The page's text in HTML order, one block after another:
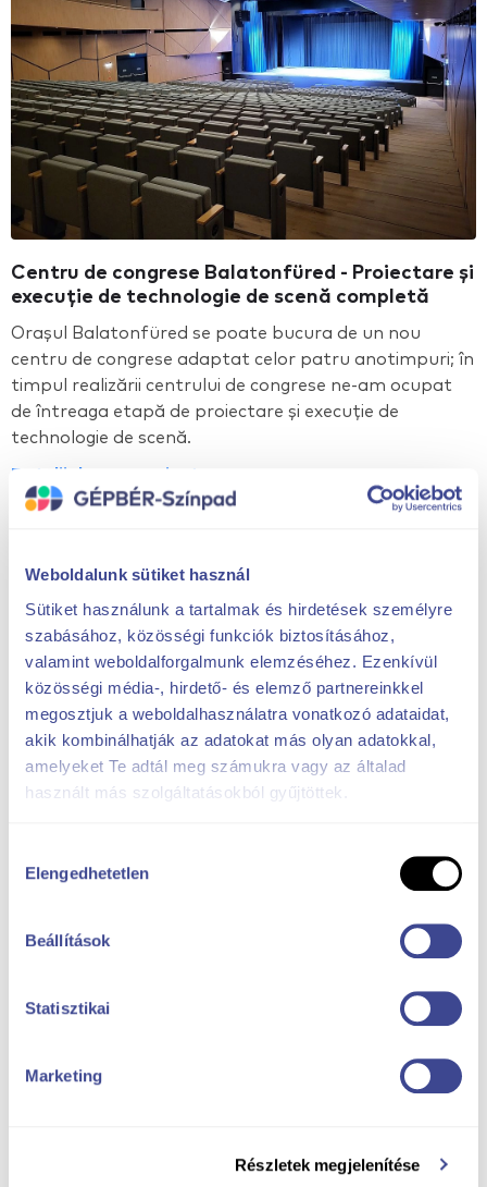
Weboldalunk sütiket használ
Sütiket használunk a tartalmak és hirdetések személyre
szabásához, közösségi funkciók biztosításához,
valamint weboldalforgalmunk elemzéséhez. Ezenkívül
közösségi média-, hirdető- és elemző partnereinkkel
megosztjuk a weboldalhasználatra vonatkozó adataidat,
akik kombinálhatják az adatokat más olyan adatokkal,
amelyeket Te adtál meg számukra vagy az általad
használt más szolgáltatásokból gyűjtöttek.
kiválasztása
Elengedhetetlen
Beállítások
Statisztikai
Marketing
Részletek megjelenítése
Centru de congrese Balatonfüred - Proiectare și
execuție de technologie de scenă completă
Orașul Balatonfüred se poate bucura de un nou
centru de congrese adaptat celor patru anotimpuri; în
timpul realizării centrului de congrese ne-am ocupat
de întreaga etapă de proiectare și execuție de
technologie de scenă.
Detalii despre proiect
Atracția capitalei va cuprinde 51 de figuri de ceară
realiste ale unor celebrități internaționale și maghiare;
vizitatorii se vor întâlni, cu 17 celebrități maghiare. Am
pentru figuri; a t...
Alte proiecte ale noastre